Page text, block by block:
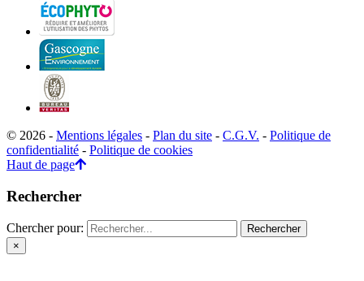
© 2026 - Mentions légales - Plan du site - C.G.V. - Politique de
confidentialité - Politique de cookies
Haut de page
Rechercher
Chercher pour:
×